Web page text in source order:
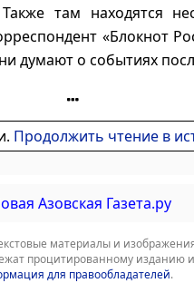
там находятся
«Блокнот
думают о событиях
Продолжить чтение в
Азовская Газета.ру
материалы и
процитированному изданию
для правообладателей.